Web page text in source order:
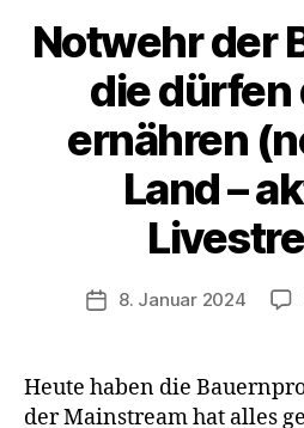
Notwehr der
die dürfen
ernähren
Land –
Veröffentlichungsdatum
8. Januar 2024
Heute haben die
der Mainstream hat alles